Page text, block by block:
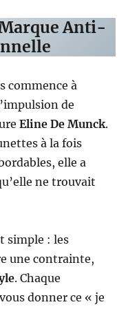
Anti-
commence à
de
Eline De Munck.
à la fois
elle a
ne trouvait
simple : les
une contrainte,
. Chaque
donner ce « je